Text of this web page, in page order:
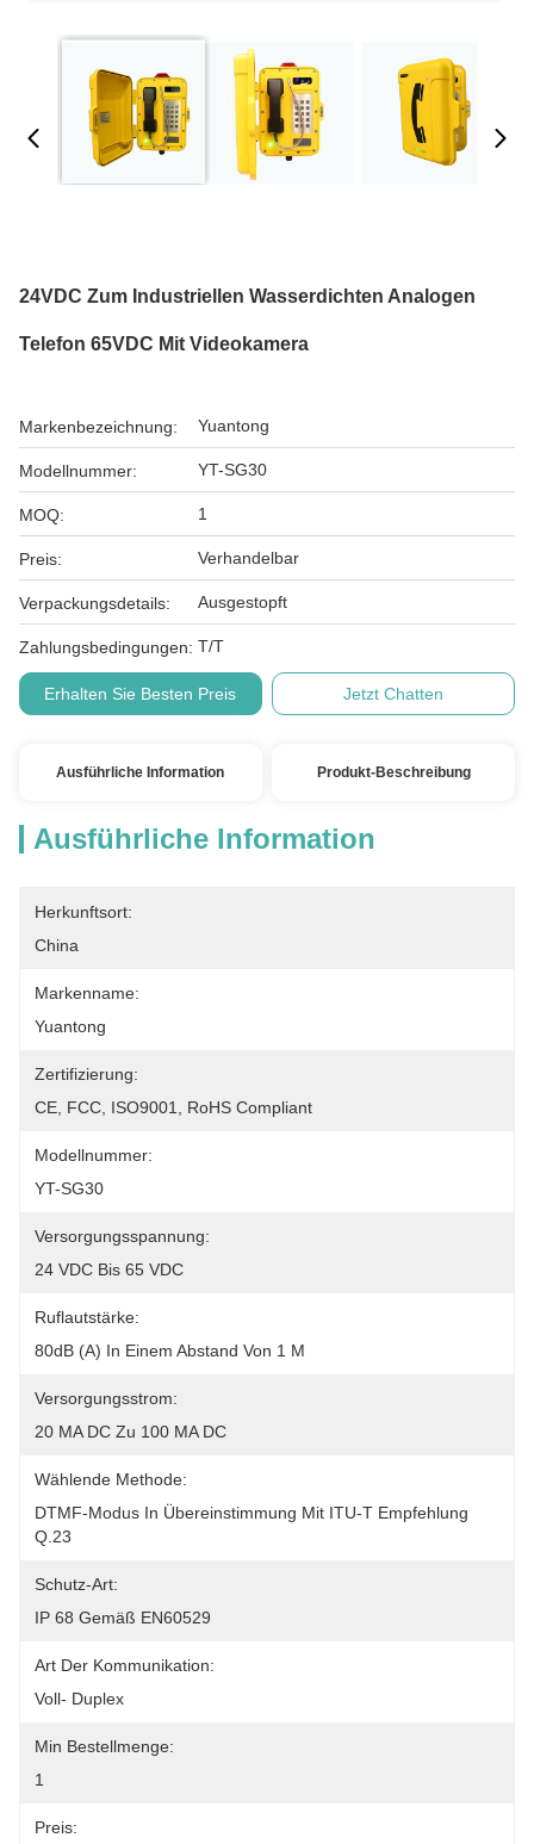
24VDC Zum Industriellen Wasserdichten Analogen
Telefon 65VDC Mit Videokamera
Markenbezeichnung: Yuantong
Modellnummer: YT-SG30
MOQ: 1
Preis: Verhandelbar
Verpackungsdetails: Ausgestopft
Zahlungsbedingungen: T/T
Erhalten Sie Besten Preis Jetzt Chatten
Ausführliche Information Produkt-Beschreibung
Ausführliche Information
Herkunftsort:
China
Markenname:
Yuantong
Zertifizierung:
CE, FCC, ISO9001, RoHS Compliant
Modellnummer:
YT-SG30
Versorgungsspannung:
24 VDC Bis 65 VDC
Ruflautstärke:
80dB (A) In Einem Abstand Von 1 M
Versorgungsstrom:
20 MA DC Zu 100 MA DC
Wählende Methode:
DTMF-Modus In Übereinstimmung Mit ITU-T Empfehlung
Q.23
Schutz-Art:
IP 68 Gemäß EN60529
Art Der Kommunikation:
Voll- Duplex
Min Bestellmenge:
1
Preis: